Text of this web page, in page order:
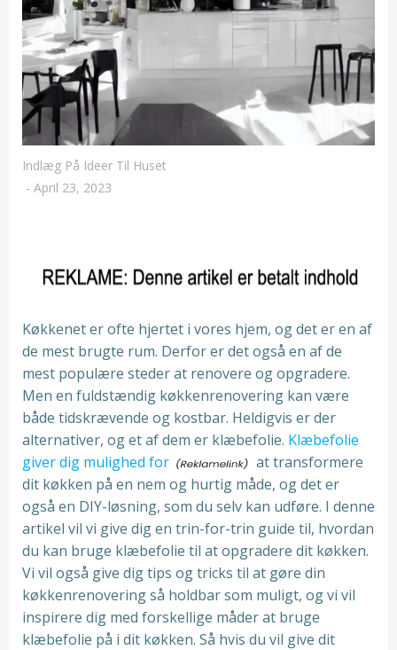
Indlæg På Ideer Til Huset
- April 23, 2023
Køkkenet er ofte hjertet i vores hjem, og det er en af
de mest brugte rum. Derfor er det også en af de
mest populære steder at renovere og opgradere.
Men en fuldstændig køkkenrenovering kan være
både tidskrævende og kostbar. Heldigvis er der
alternativer, og et af dem er klæbefolie. Klæbefolie
giver dig mulighed for
at transformere
dit køkken på en nem og hurtig måde, og det er
også en DIY-løsning, som du selv kan udføre. I denne
artikel vil vi give dig en trin-for-trin guide til, hvordan
du kan bruge klæbefolie til at opgradere dit køkken.
Vi vil også give dig tips og tricks til at gøre din
køkkenrenovering så holdbar som muligt, og vi vil
inspirere dig med forskellige måder at bruge
klæbefolie på i dit køkken. Så hvis du vil give dit